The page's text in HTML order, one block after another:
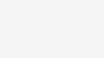
Sie schnell!
des letzten ...